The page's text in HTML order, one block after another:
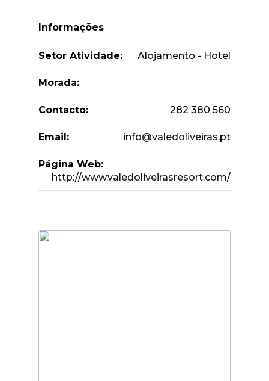
Informações
Setor Atividade: Alojamento - Hotel
Morada:
Contacto: 282 380 560
Email: info@valedoliveiras.pt
Página Web:
http://www.valedoliveirasresort.com/